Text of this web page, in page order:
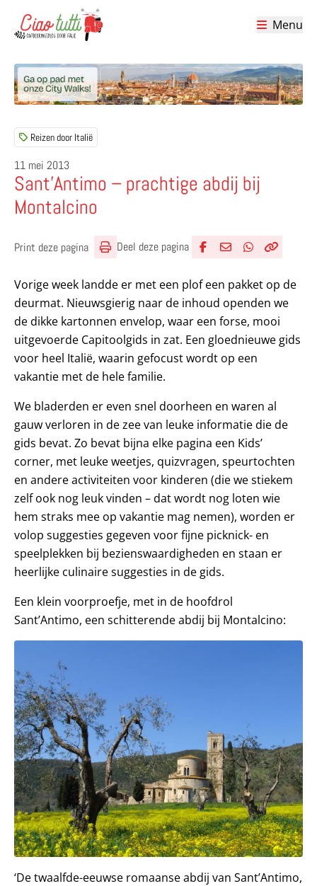
Menu
Reizen door Italië
11 mei 2013
Sant’Antimo – prachtige abdij bij
Montalcino
Print deze pagina Deel deze pagina
Vorige week landde er met een plof een pakket op de
deurmat. Nieuwsgierig naar de inhoud openden we
de dikke kartonnen envelop, waar een forse, mooi
uitgevoerde Capitoolgids in zat. Een gloednieuwe gids
voor heel Italië, waarin gefocust wordt op een
vakantie met de hele familie.
We bladerden er even snel doorheen en waren al
gauw verloren in de zee van leuke informatie die de
gids bevat. Zo bevat bijna elke pagina een Kids’
corner, met leuke weetjes, quizvragen, speurtochten
en andere activiteiten voor kinderen (die we stiekem
zelf ook nog leuk vinden – dat wordt nog loten wie
hem straks mee op vakantie mag nemen), worden er
volop suggesties gegeven voor fijne picknick- en
speelplekken bij bezienswaardigheden en staan er
heerlijke culinaire suggesties in de gids.
Een klein voorproefje, met in de hoofdrol
Sant’Antimo, een schitterende abdij bij Montalcino:
‘De twaalfde-eeuwse romaanse abdij van Sant’Antimo,